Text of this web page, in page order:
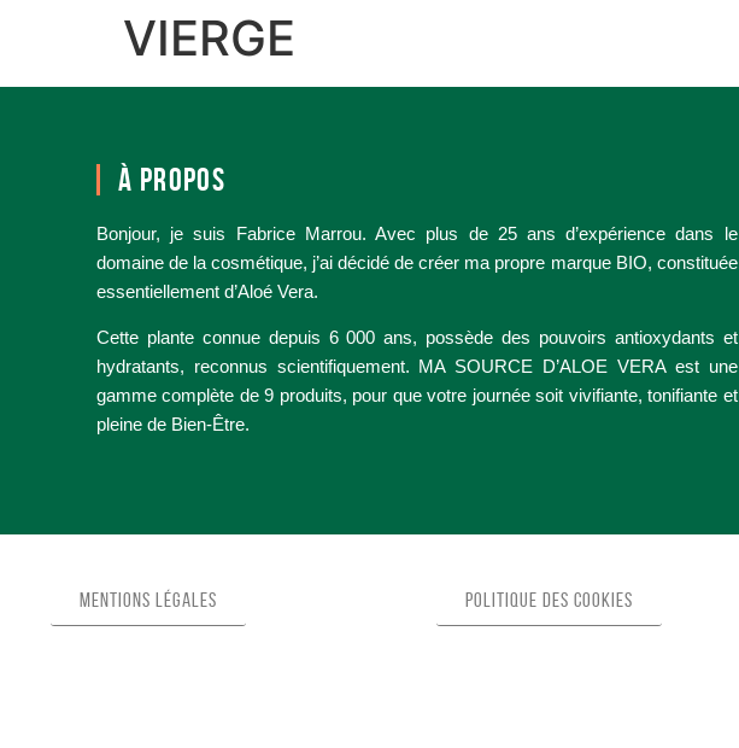
VIERGE
À PROPOS
Bonjour, je suis Fabrice Marrou. Avec plus de 25 ans d’expérience dans le
domaine de la cosmétique, j’ai décidé de créer ma propre marque BIO, constituée
essentiellement d’Aloé Vera.
Cette plante connue depuis 6 000 ans, possède des pouvoirs antioxydants et
hydratants, reconnus scientifiquement. MA SOURCE D’ALOE VERA est une
gamme complète de 9 produits, pour que votre journée soit vivifiante, tonifiante et
pleine de Bien-Être.
Mentions légales Politique des cookies